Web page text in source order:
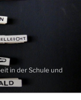
in der Schule und